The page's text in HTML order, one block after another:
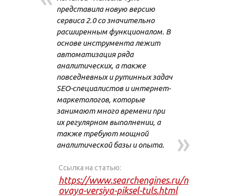
представила новую версию
сервиса 2.0 со значительно
расширенным функционалом. В
основе инструмента лежит
автоматизация ряда
аналитических, а также
повседневных и рутинных задач
SEO-специалистов и интернет-
маркетологов, которые
занимают много времени при
их регулярном выполнении, а
также требуют мощной
аналитической базы и опыта.
»
Ссылка на статью:
https://www.searchengines.ru/n
ovaya-versiya-piksel-tuls.html